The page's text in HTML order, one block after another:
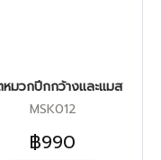
หมวกปีกกว้างและแมส
MSK012
฿990